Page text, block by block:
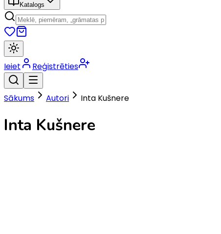
Katalogs
Ieiet Reģistrēties
Sākums Autori Inta Kušnere
Inta Kušnere